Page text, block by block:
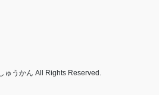
ゅうかん All Rights Reserved.